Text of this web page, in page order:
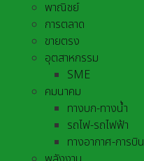
พาณิชย์
การตลาด
ขายตรง
อุตสาหกรรม
SME
คมนาคม
ทางบก-ทางน้ำ
รถไฟ-รถไฟฟ้า
ทางอากาศ-การบิน